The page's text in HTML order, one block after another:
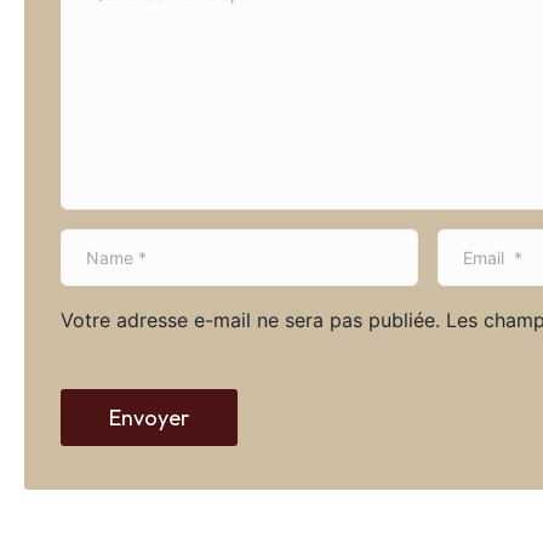
Votre adresse e-mail ne sera pas publiée. Les
N
e
E
i
Envoyer